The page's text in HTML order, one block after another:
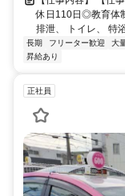
休日110日◎教育体
排泄、 トイレ、 特
長期 フリーター歓迎 大
昇給あり
正社員